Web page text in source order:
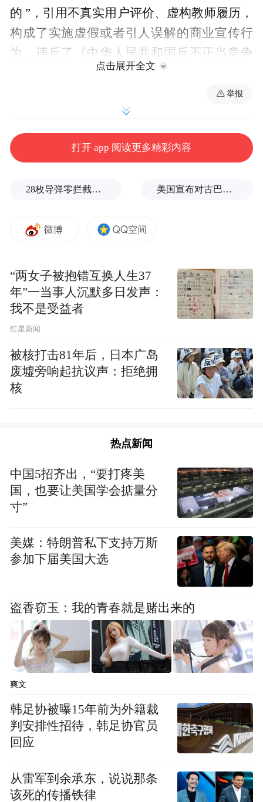
的 ”，引用不真实用户评价、虚构教师履历，
构成了实施虚假或者引人误解的商业宣传行
为，违反了《中华人民共和国反不正当竞争
法》。其在官方网址www.xueda.com上宣传
“新高考直通车计划，直达36所‘双一流’”，利
用清华大学、北京大学、中国人民大学等教
育机构校徽进行宣传的行为都违反了《中华
人民共和国广告法》。5月28日，朝阳区市场
告及虚假宣传行为作出合并罚款123.5万元的
在对ABC外语培训学校通州校区进行检查
ABC外语培训学校通州校区，开展青少年英
所得65631.49元，这种擅自举办民办学校的
行为，违反了《民办教育促进法》；而且当
多个团购课程，虚构课程原价进行交易，违
反了《中华人民共和国价格法》。6月21日，
通州区市场监管局对北京径成英教育网络科
技有限公司通州分公司擅自举办民办学校、
价格违法行为合并作出罚款18.13万元的行政
处罚。
51talk则因在其自建网站（www.51talk.com）
双提升”“体系性设计保证学习效果”“提升成
绩”“全面提高孩子英语综合能力”的用语，违
反《中华人民共和国广告法》，被石景山区
市场监管局处以50万元的罚款。
点击展开全文
举报
打开 app 阅读更多精彩内容
28枚导弹零拦截！基辅防空失灵，西方靠不住了 美国宣布对古巴实施新一轮制裁
“两女子被抱错互换人生37
年”一当事人沉默多日发声：
我不是受益者
红星新闻
被核打击81年后，日本广岛
废墟旁响起抗议声：拒绝拥
核
热点新闻
中国5招齐出，“要打疼美
国，也要让美国学会掂量分
寸”
美媒：特朗普私下支持万斯
参加下届美国大选
盗香窃玉：我的青春就是赌出来的
爽文
韩足协被曝15年前为外籍裁
判安排性招待，韩足协官员
回应
从雷军到余承东，说说那条
该死的传播铁律